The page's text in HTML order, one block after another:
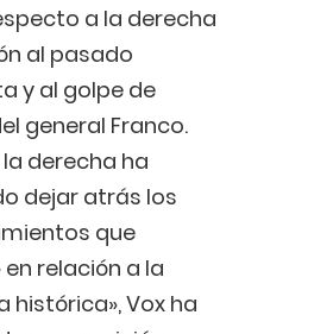
a la derecha
al pasado
y al golpe de
general Franco.
derecha ha
dejar atrás los
que
en relación a la
histórica», Vox ha